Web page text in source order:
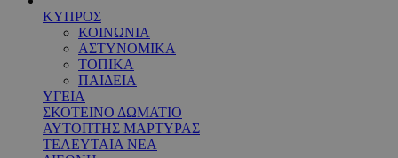
ΚΥΠΡΟΣ
ΚΟΙΝΩΝΙΑ
ΑΣΤΥΝΟΜΙΚΑ
ΤΟΠΙΚΑ
ΠΑΙΔΕΙΑ
ΥΓΕΙΑ
ΣΚΟΤΕΙΝΟ ΔΩΜΑΤΙΟ
ΑΥΤΟΠΤΗΣ ΜΑΡΤΥΡΑΣ
ΤΕΛΕΥΤΑΙΑ ΝΕΑ